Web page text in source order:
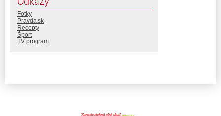
Fotky
Pravda.sk
Recepty
Šport
TV program